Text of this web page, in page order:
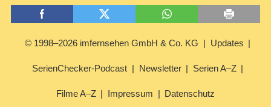
© 1998–2026 imfernsehen GmbH & Co. KG Updates
SerienChecker-Podcast Newsletter Serien A–Z
Filme A–Z Impressum Datenschutz